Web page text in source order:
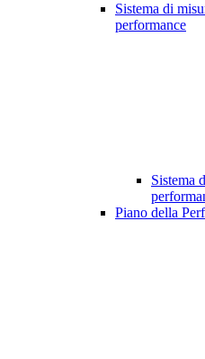
Sistema di
performance
Sistema
Piano della